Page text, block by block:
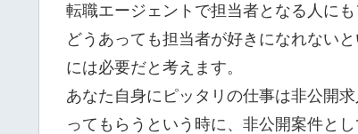
転職エージェントで担当者となる人に
どうあっても担当者が好きになれない
には必要だと考えます。
あなた自身にピッタリの仕事は非公開
ってもらうという時に、非公開案件と